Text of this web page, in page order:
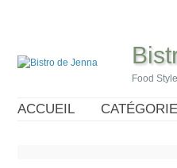
Food
ACCUEIL